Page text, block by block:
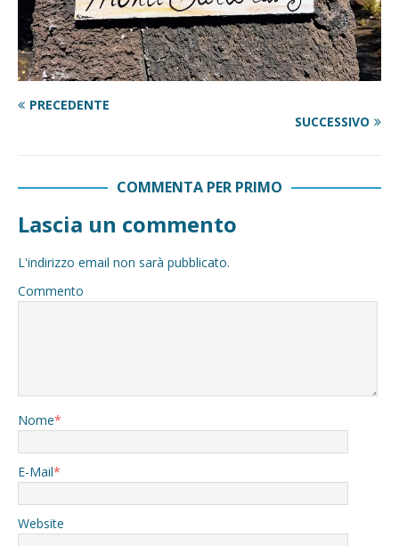
PRECEDENTE
SUCCESSIVO
COMMENTA PER PRIMO
Lascia un commento
L'indirizzo email non sarà pubblicato.
Commento
Nome*
E-Mail*
Website